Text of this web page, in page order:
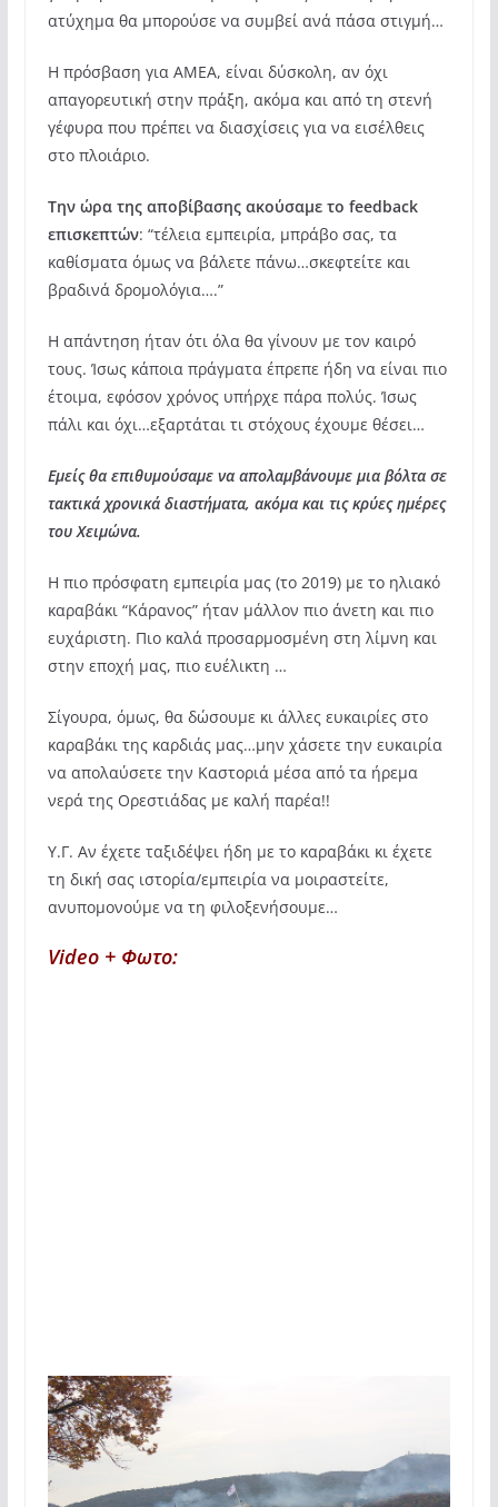
ατύχημα θα μπορούσε να συμβεί ανά πάσα στιγμή…
Η πρόσβαση για ΑΜΕΑ, είναι δύσκολη, αν όχι
απαγορευτική στην πράξη, ακόμα και από τη στενή
γέφυρα που πρέπει να διασχίσεις για να εισέλθεις
στο πλοιάριο.
Την ώρα της αποβίβασης ακούσαμε το feedback
επισκεπτών: “τέλεια εμπειρία, μπράβο σας, τα
καθίσματα όμως να βάλετε πάνω…σκεφτείτε και
βραδινά δρομολόγια….”
Η απάντηση ήταν ότι όλα θα γίνουν με τον καιρό
τους. Ίσως κάποια πράγματα έπρεπε ήδη να είναι πιο
έτοιμα, εφόσον χρόνος υπήρχε πάρα πολύς. Ίσως
πάλι και όχι…εξαρτάται τι στόχους έχουμε θέσει…
Εμείς θα επιθυμούσαμε να απολαμβάνουμε μια βόλτα σε
τακτικά χρονικά διαστήματα, ακόμα και τις κρύες ημέρες
του Χειμώνα.
Η πιο πρόσφατη εμπειρία μας (το 2019) με το ηλιακό
καραβάκι “Κάρανος” ήταν μάλλον πιο άνετη και πιο
ευχάριστη. Πιο καλά προσαρμοσμένη στη λίμνη και
στην εποχή μας, πιο ευέλικτη …
Σίγουρα, όμως, θα δώσουμε κι άλλες ευκαιρίες στο
καραβάκι της καρδιάς μας…μην χάσετε την ευκαιρία
να απολαύσετε την Καστοριά μέσα από τα ήρεμα
νερά της Ορεστιάδας με καλή παρέα!!
Υ.Γ. Αν έχετε ταξιδέψει ήδη με το καραβάκι κι έχετε
τη δική σας ιστορία/εμπειρία να μοιραστείτε,
ανυπομονούμε να τη φιλοξενήσουμε…
Video + Φωτο: